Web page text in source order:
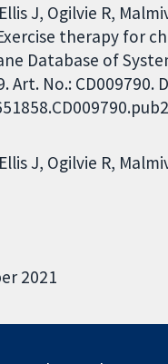
J, Ogilvie R,
therapy for
Database of
Art. No.: CD009790.
Ellis J Ogilvie R
2021